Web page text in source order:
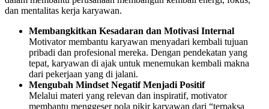
dan mentalitas kerja karyawan.
Membangkitkan Kesadaran dan Motivasi Internal
Motivator membantu karyawan menyadari kembali tujuan
pribadi dan profesional mereka. Dengan pendekatan yang
tepat, karyawan di ajak untuk menemukan kembali makna
dari pekerjaan yang di jalani.
Mengubah Mindset Negatif Menjadi Positif
Melalui materi yang relevan dan inspiratif, motivator
membantu menggeser pola pikir karyawan dari “terpaksa